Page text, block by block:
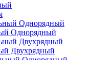
Однорядный
Двухрядный